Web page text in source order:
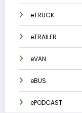
eTRUCK
eTRAILER
eVAN
eBUS
ePODCAST